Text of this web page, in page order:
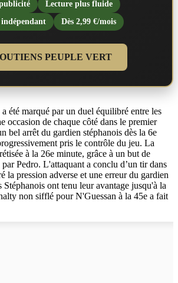
Lecture plus fluide
Dès 2,99 €/mois
PEUPLE VERT
été marqué par un duel équilibré entre les
occasion de chaque côté dans le premier
bel arrêt du gardien stéphanois dès la 6e
pris le contrôle du jeu. La
à la 26e minute, grâce à un but de
Pedro. L'attaquant a conclu d’un tir dans
la pression adverse et une erreur du gardien
Stéphanois ont tenu leur avantage jusqu'à la
non sifflé pour N'Guessan à la 45e a fait